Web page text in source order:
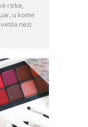
i trke,
u kome
nezi